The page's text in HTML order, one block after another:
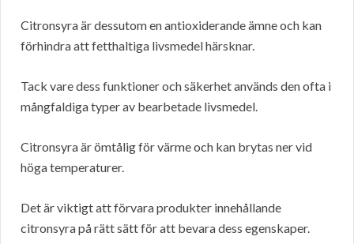
Citronsyra är dessutom en antioxiderande ämne och kan
förhindra att fetthaltiga livsmedel härsknar.
Tack vare dess funktioner och säkerhet används den ofta i
mångfaldiga typer av bearbetade livsmedel.
Citronsyra är ömtålig för värme och kan brytas ner vid
höga temperaturer.
Det är viktigt att förvara produkter innehållande
citronsyra på rätt sätt för att bevara dess egenskaper.